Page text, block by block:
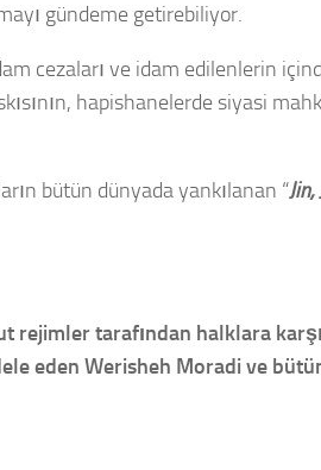
gündeme getirebiliyor.
cezaları ve idam edilenlerin
hapishanelerde siyasi
bütün dünyada yankılanan “Jin,
rejimler tarafından halklara
eden Werisheh Moradi ve